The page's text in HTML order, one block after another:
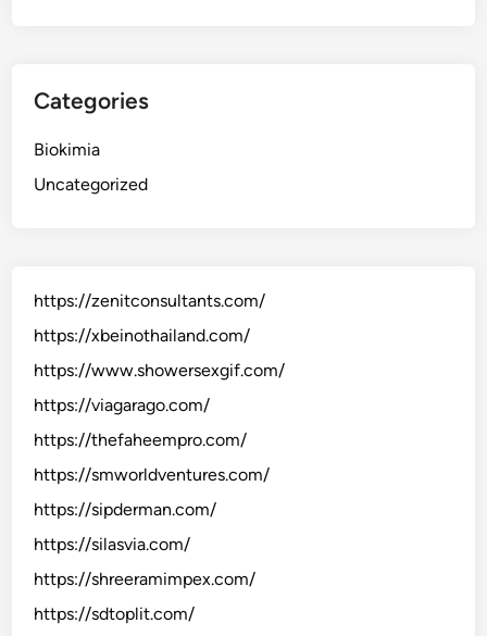
Categories
Biokimia
Uncategorized
https://zenitconsultants.com/
https://xbeinothailand.com/
https://www.showersexgif.com/
https://viagarago.com/
https://thefaheempro.com/
https://smworldventures.com/
https://sipderman.com/
https://silasvia.com/
https://shreeramimpex.com/
https://sdtoplit.com/